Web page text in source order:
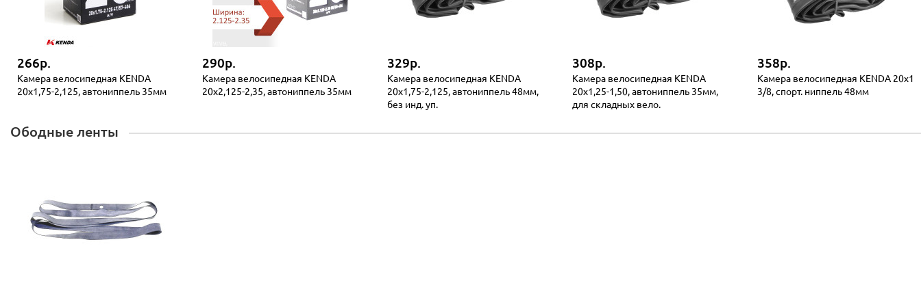
266р.
Камера велосипедная KENDA
20x1,75-2,125, автониппель 35мм
290р.
Камера велосипедная KENDA
20x2,125-2,35, автониппель 35мм
329р.
Камера велосипедная KENDA
20x1,75-2,125, автониппель 48мм,
без инд. уп.
308р.
Камера велосипедная KENDA
20х1,25-1,50, автониппель 35мм,
для складных вело.
358р.
Камера велосипедная KENDA 20x1
3/8, спорт. ниппель 48мм
Ободные ленты